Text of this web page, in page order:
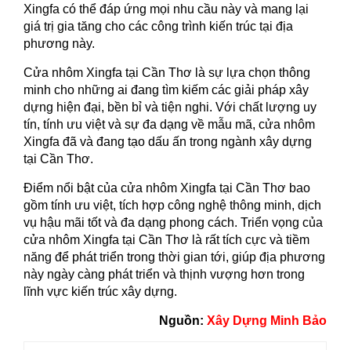
Xingfa có thể đáp ứng mọi nhu cầu này và mang lại
giá trị gia tăng cho các công trình kiến trúc tại địa
phương này.
Cửa nhôm Xingfa tại Cần Thơ là sự lựa chọn thông
minh cho những ai đang tìm kiếm các giải pháp xây
dựng hiện đại, bền bỉ và tiện nghi. Với chất lượng uy
tín, tính ưu việt và sự đa dạng về mẫu mã, cửa nhôm
Xingfa đã và đang tạo dấu ấn trong ngành xây dựng
tại Cần Thơ.
Điểm nổi bật của cửa nhôm Xingfa tại Cần Thơ bao
gồm tính ưu việt, tích hợp công nghệ thông minh, dịch
vụ hậu mãi tốt và đa dạng phong cách. Triển vọng của
cửa nhôm Xingfa tại Cần Thơ là rất tích cực và tiềm
năng để phát triển trong thời gian tới, giúp địa phương
này ngày càng phát triển và thịnh vượng hơn trong
lĩnh vực kiến trúc xây dựng.
Nguồn: Xây Dựng Minh Bảo